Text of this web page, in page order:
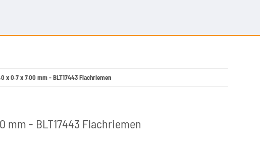
x 0.7 x 7.00 mm - BLT17443 Flachriemen
mm - BLT17443 Flachriemen